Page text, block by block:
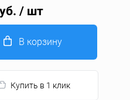
/ шт
В корзину
Купить в 1 клик